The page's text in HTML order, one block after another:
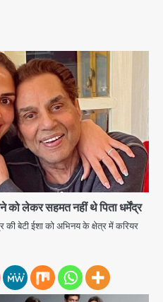
लेकर सहमत नहीं थे पिता धर्मेंद्र
बेटी ईशा को अभिनय के क्षेत्र में करियर